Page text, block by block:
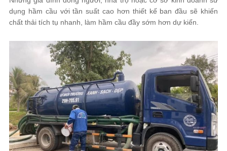
dụng hầm cầu với tần suất cao hơn thiết kế ban đầu sẽ khiến
chất thải tích tụ nhanh, làm hầm cầu đầy sớm hơn dự kiến.